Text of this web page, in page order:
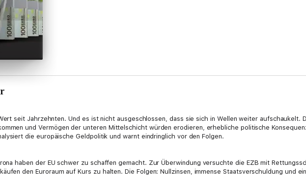
seit Jahrzehnten. Und es ist nicht ausgeschlossen, dass sie sich in Wellen weiter aufschaukelt.
und Vermögen der unteren Mittelschicht würden erodieren, erhebliche politische
die europäische Geldpolitik und warnt eindringlich vor den Folgen.
haben der EU schwer zu schaffen gemacht. Zur Überwindung versuchte die EZB mit
den Euroraum auf Kurs zu halten. Die Folgen: Nullzinsen, immense Staatsverschuldung und